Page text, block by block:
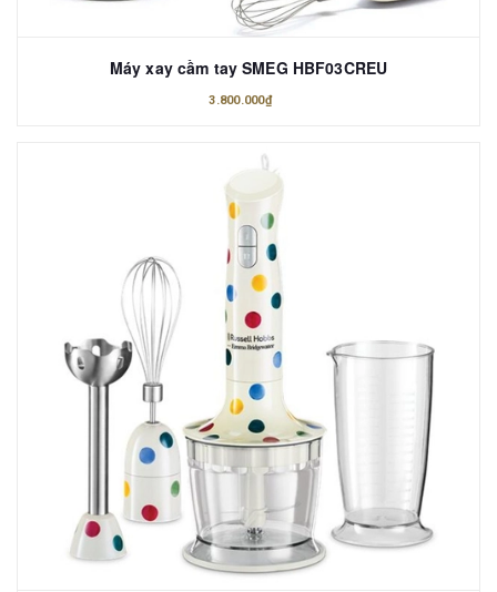
Máy xay cầm tay SMEG HBF03CREU
3.800.000₫